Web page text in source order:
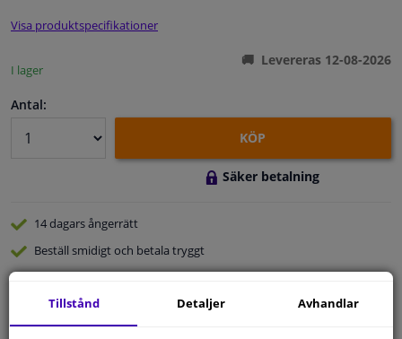
Visa produktspecifikationer
I lager
Levereras 12-08-2026
Antal:
KÖP
Säker betalning
14 dagarsångerrätt
Beställ smidigt och betala tryggt
Leverans inom 4 dagar
ExpertKundservice
Tillstånd Detaljer Avhandlar